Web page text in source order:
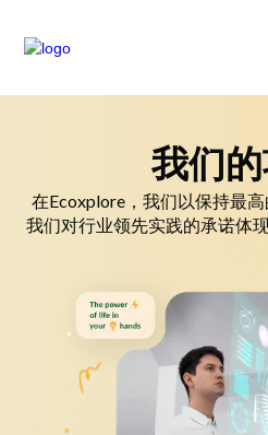
服務
我们
在Ecoxplore，我们以保持最高
我们对行业领先实践的承诺体